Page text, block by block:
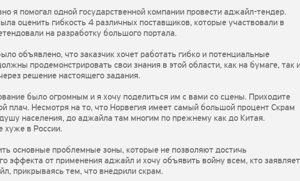
я помогал одной государственной компании провести аджайл-тендер.
оценить гибкость 4 различных поставщиков, которые участвовали в
на разработку большого портала.
объявлено, что заказчик хочет работать гибко и потенциальные
продемонстрировать свои знания в этой области, как на бумаге, так
решение настоящего задания.
было огромным и я хочу поделиться им с вами со сцены. Приходите
плач. Несмотря на то, что Норвегия имеет самый большой процент Скрам
населения, до аджайла там многим по прежнему как до Китая.
хуже в России.
основные проблемные зоны, которые не позволяют достичь
эффекта от применения аджайл и хочу объявить войну всем, кто
прикрываясь тем, что внедрили скрам.